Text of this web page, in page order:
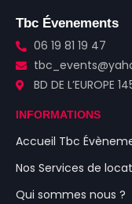
Tbc Évenements
06 19 81 19 47
BD DE L’EUROPE
INFORMATIONS
Accueil Tbc
Nos Services de
Qui sommes nous ?